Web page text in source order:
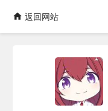
返回网站